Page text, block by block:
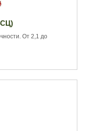
От 2,1 до